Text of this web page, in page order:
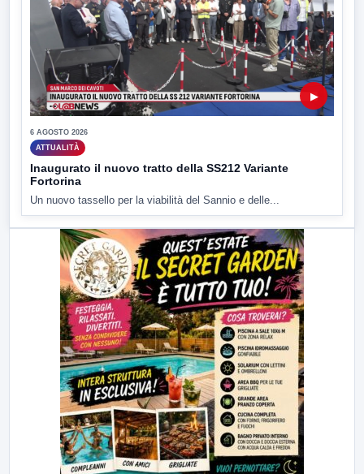
▶
6 AGOSTO 2026
ATTUALITÀ
Inaugurato il nuovo tratto della SS212 Variante
Fortorina
Un nuovo tassello per la viabilità del Sannio e delle...